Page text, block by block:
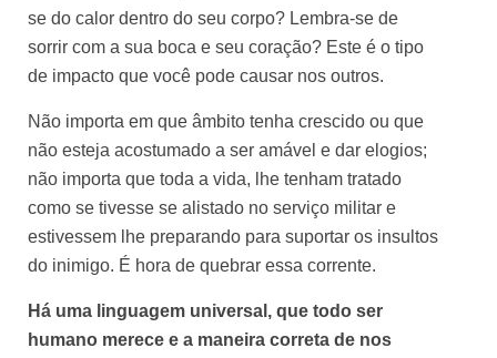
se do calor dentro do seu corpo? Lembra-se de
sorrir com a sua boca e seu coração? Este é o tipo
de impacto que você pode causar nos outros.
Não importa em que âmbito tenha crescido ou que
não esteja acostumado a ser amável e dar elogios;
não importa que toda a vida, lhe tenham tratado
como se tivesse se alistado no serviço militar e
estivessem lhe preparando para suportar os insultos
do inimigo. É hora de quebrar essa corrente.
Há uma linguagem universal, que todo ser
humano merece e a maneira correta de nos